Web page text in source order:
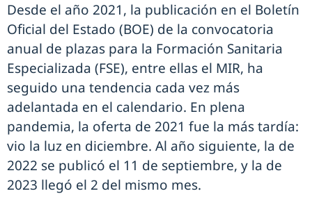
Desde el año 2021, la publicación en el Boletín
Oficial del Estado (BOE) de la convocatoria
anual de plazas para la Formación Sanitaria
Especializada (FSE), entre ellas el MIR, ha
seguido una tendencia cada vez más
adelantada en el calendario. En plena
pandemia, la oferta de 2021 fue la más tardía:
vio la luz en diciembre. Al año siguiente, la de
2022 se publicó el 11 de septiembre, y la de
2023 llegó el 2 del mismo mes.